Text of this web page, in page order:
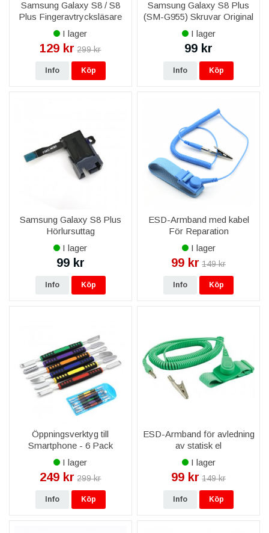
Samsung Galaxy S8 / S8
Plus Fingeravtrycksläsare
Original - Svart
I lager
129 kr 299 kr
Info Köp
Samsung Galaxy S8 Plus
(SM-G955) Skruvar Original
I lager
99 kr
Info Köp
Samsung Galaxy S8 Plus
Hörlursuttag
I lager
99 kr
Info Köp
ESD-Armband med kabel
För Reparation
I lager
99 kr 149 kr
Info Köp
Öppningsverktyg till
Smartphone - 6 Pack
I lager
249 kr 299 kr
Info Köp
ESD-Armband för avledning
av statisk el
I lager
99 kr 149 kr
Info Köp